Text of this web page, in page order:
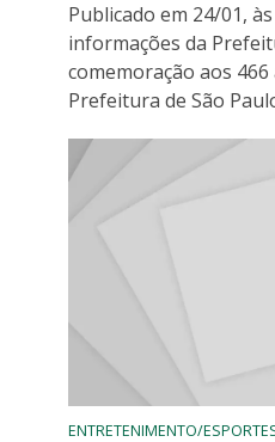
Publicado em 24/01,
informações da
comemoração aos 466
Prefeitura de São
ENTRETENIMENTO/